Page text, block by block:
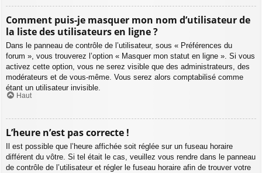
Comment puis-je masquer mon nom d’utilisateur de
la liste des utilisateurs en ligne ?
Dans le panneau de contrôle de l’utilisateur, sous « Préférences du
forum », vous trouverez l’option « Masquer mon statut en ligne ». Si vous
activez cette option, vous ne serez visible que des administrateurs, des
modérateurs et de vous-même. Vous serez alors comptabilisé comme
étant un utilisateur invisible.
Haut
L’heure n’est pas correcte !
Il est possible que l’heure affichée soit réglée sur un fuseau horaire
différent du vôtre. Si tel était le cas, veuillez vous rendre dans le panneau
de contrôle de l’utilisateur et régler le fuseau horaire afin de trouver votre